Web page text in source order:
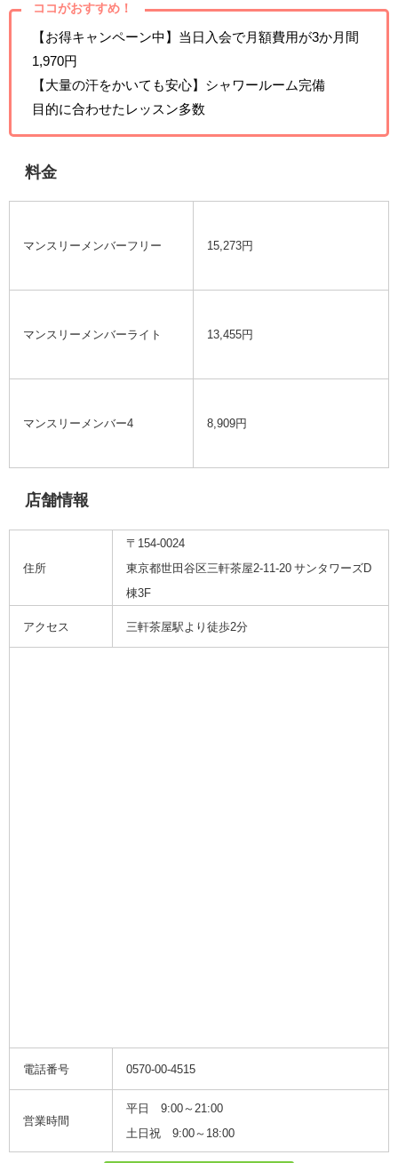
ココがおすすめ！
【お得キャンペーン中】当日入会で月額費用が3か月間
1,970円
【大量の汗をかいても安心】シャワールーム完備
目的に合わせたレッスン多数
料金
マンスリーメンバーフリー 15,273円
マンスリーメンバーライト 13,455円
マンスリーメンバー4 8,909円
店舗情報
住所
〒1 54-0024
東京都世田谷区三軒茶屋2-11-20 サンタワーズD
棟3F
アクセス 三軒茶屋駅より徒歩2分
電話番号 0570-00-4515
営業時間
平日 9:00～21:00
土日祝 9:00～18:00